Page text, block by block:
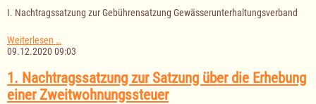
I. Nachtragssatzung zur Gebührensatzung Gewässerunterhaltungsverband
Weiterlesen …I.
Nachtragssatzung
Gebührensatzung
Gewässerunterhaltungsverband
09.12.2020 09:03
1. Nachtragssatzung zur Satzung über die Erhebung
einer Zweitwohnungssteuer